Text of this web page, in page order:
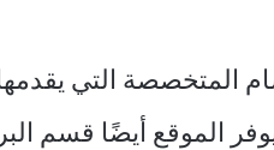
المتخصصة التي
الموقع أيضًا قسم